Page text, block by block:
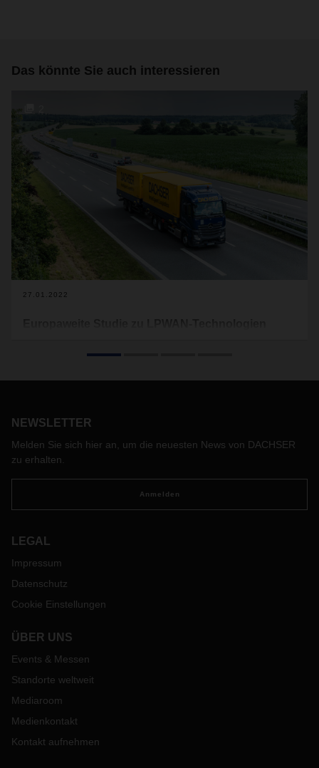
Das könnte Sie auch interessieren
27.01.2022
Forscherinnen und Forscher des Fraunhofer-Instituts für
und der European Pallet Association e. V. (EPAL) eine Studie
durchgeführt. Dafür statteten sie 50 EPAL Europaletten mit
Trackern aus und schickten sie quer durch Europa auf die
NEWSLETTER
Melden Sie sich hier an, um die neuesten News von DACHSER
zu erhalten.
Anmelden
LEGAL
Impressum
Datenschutz
Cookie Einstellungen
ÜBER UNS
Events & Messen
Standorte weltweit
Mediaroom
Medienkontakt
Kontakt aufnehmen